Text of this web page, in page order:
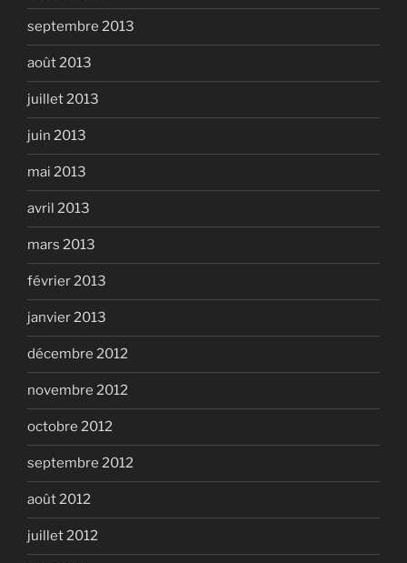
septembre 2013
août 2013
juillet 2013
juin 2013
mai 2013
avril 2013
mars 2013
février 2013
janvier 2013
décembre 2012
novembre 2012
octobre 2012
septembre 2012
août 2012
juillet 2012